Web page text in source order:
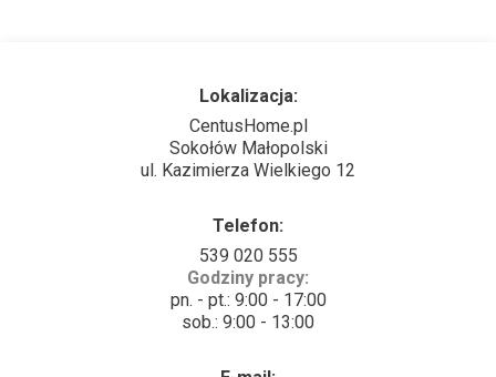
Lokalizacja:
CentusHome.pl
Sokołów Małopolski
ul. Kazimierza Wielkiego 12
Telefon:
539 020 555
Godziny pracy:
pn. - pt.: 9:00 - 17:00
sob.: 9:00 - 13:00